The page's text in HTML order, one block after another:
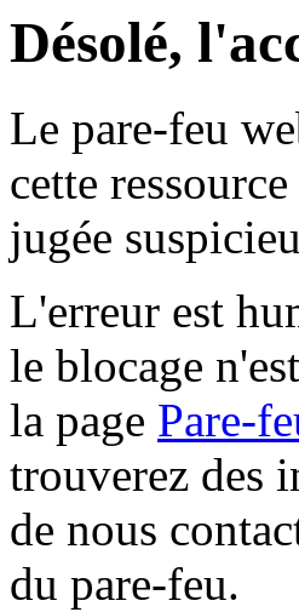
Désolé,
Le pare-feu
cette
jugée
L'erreur est
le blocage
la page Pare-
trouverez des
de nous
du pare-feu.